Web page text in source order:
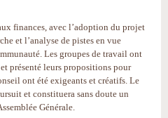
finances, avec l’adoption du projet
et l’analyse de pistes en vue
Les groupes de travail ont
présenté leurs propositions pour
ont été exigeants et créatifs. Le
et constituera sans doute un
Générale.